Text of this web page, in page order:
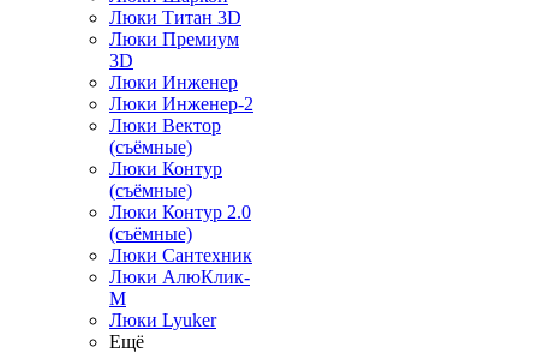
Люки Титан 3D
Люки Премиум
3D
Люки Инженер
Люки Инженер-2
Люки Вектор
(съёмные)
Люки Контур
(съёмные)
Люки Контур 2.0
(съёмные)
Люки Сантехник
Люки АлюКлик-
М
Люки Lyuker
Ещё